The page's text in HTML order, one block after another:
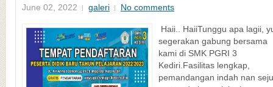
June 02, 2022 galeri No comments
Haii.. HaiiTunggu apa lagii,
segerakan gabung bersama
kami di SMK PGRI 3
Kediri.Fasilitas lengkap,
pemandangan indah nan